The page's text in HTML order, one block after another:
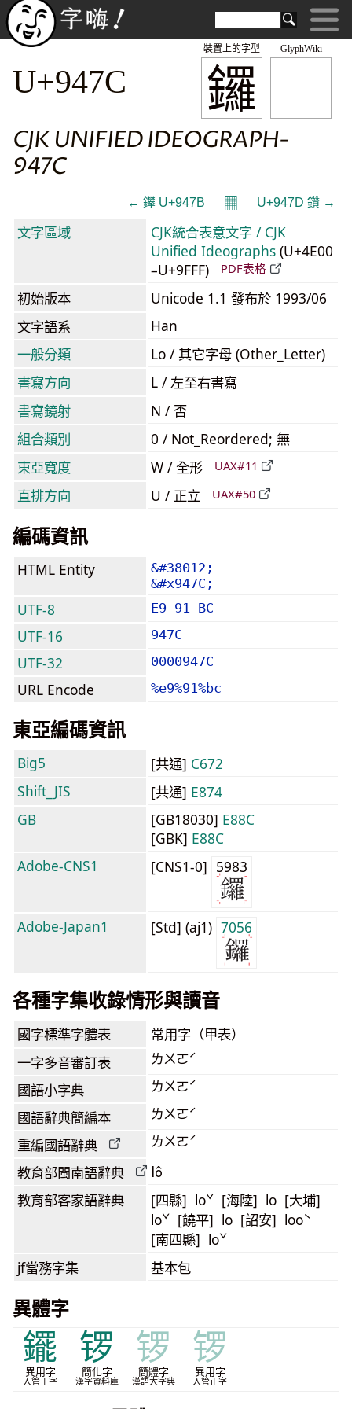
GlyphWiki
鑼
裝置上的字型
U+947C
CJK UNIFIED IDEOGRAPH-
947C
← 鑻 U+947B 𝄜 U+947D 鑽 →
文字區域
CJK統合表意文字 / CJK
Unified Ideographs (U+4E00
–U+9FFF)
PDF表格
初始版本
Unicode 1.1 發布於 1993/06
文字語系
Han
一般分類
Lo / 其它字母 (Other_Letter)
書寫方向
L / 左至右書寫
書寫鏡射
N / 否
組合類別
0 / Not_Reordered; 無
東亞寬度
W / 全形 UAX#11
直排方向 U / 正立 UAX#50
編碼資訊
HTML Entity
&#38012;
&#x947C;
UTF-8 E9 91 BC
UTF-16 947C
UTF-32 0000947C
URL Encode %e9%91%bc
東亞編碼資訊
Big5 [共通] C672
Shift_JIS
[共通] E874
GB
[GB18030] E88C
[GBK] E88C
Adobe-CNS1
[CNS1-0] 5983
Adobe-Japan1 [Std] (aj1) 7056
各種字集收錄情形與讀音
國字標準字體表 常用字（甲表）
一字多音審訂表 ㄌㄨㄛˊ
國語小字典 ㄌㄨㄛˊ
國語辭典簡編本 ㄌㄨㄛˊ
重編國語辭典 ㄌㄨㄛˊ
教育部閩南語辭典 lô
教育部客家語辭典
[四縣] loˇ [海陸] lo [大埔]
loˇ [饒平] lo [詔安] looˋ
[南四縣] loˇ
jf當務字集 基本包
異體字
䥯
異用字
入管正字
锣
簡化字
漢字資料庫
锣
簡體字
漢語大字典
锣
異用字
入管正字